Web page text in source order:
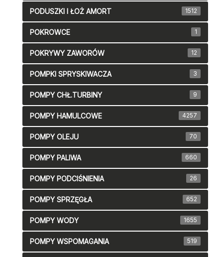
PODUSZKI I ŁOŻ AMORT 1512
POKROWCE 1
POKRYWY ZAWORÓW 12
POMPKI SPRYSKIWACZA 3
POMPY CHŁ.TURBINY 9
POMPY HAMULCOWE 4257
POMPY OLEJU 70
POMPY PALIWA 660
POMPY PODCIŚNIENIA 26
POMPY SPRZĘGŁA 652
POMPY WODY 1655
POMPY WSPOMAGANIA 519